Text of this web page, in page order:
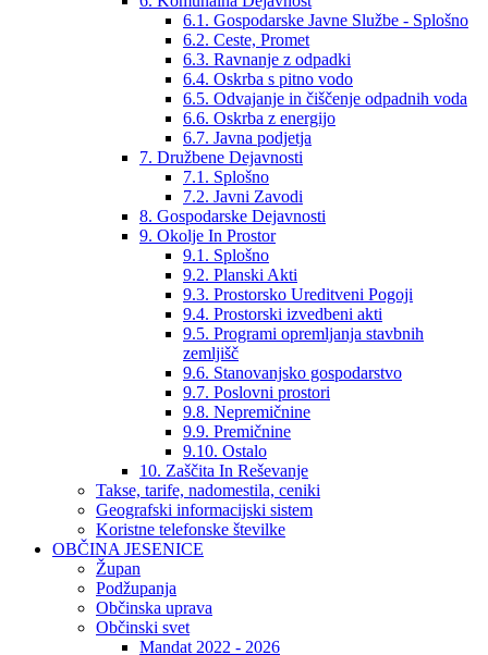
6.1. Gospodarske Javne Službe - Splošno
6.2. Ceste, Promet
6.3. Ravnanje z odpadki
6.4. Oskrba s pitno vodo
6.5. Odvajanje in čiščenje odpadnih voda
6.6. Oskrba z energijo
6.7. Javna podjetja
7. Družbene Dejavnosti
7.1. Splošno
7.2. Javni Zavodi
8. Gospodarske Dejavnosti
9. Okolje In Prostor
9.1. Splošno
9.2. Planski Akti
9.3. Prostorsko Ureditveni Pogoji
9.4. Prostorski izvedbeni akti
9.5. Programi opremljanja stavbnih
zemljišč
9.6. Stanovanjsko gospodarstvo
9.7. Poslovni prostori
9.8. Nepremičnine
9.9. Premičnine
9.10. Ostalo
10. Zaščita In Reševanje
Takse, tarife, nadomestila, ceniki
Geografski informacijski sistem
Koristne telefonske številke
OBČINA JESENICE
Župan
Podžupanja
Občinska uprava
Občinski svet
Mandat 2022 - 2026